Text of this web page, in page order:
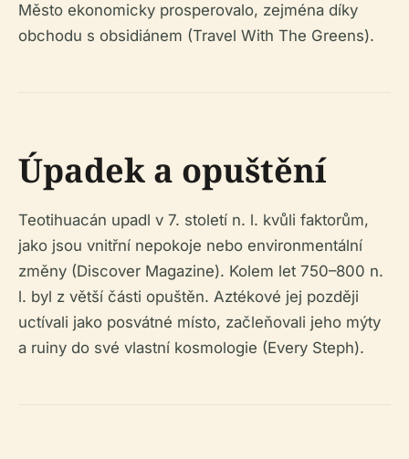
Město ekonomicky prosperovalo, zejména díky
obchodu s obsidiánem (Travel With The Greens).
Úpadek a opuštění
Teotihuacán upadl v 7. století n. l. kvůli faktorům,
jako jsou vnitřní nepokoje nebo environmentální
změny (Discover Magazine). Kolem let 750–800 n.
l. byl z větší části opuštěn. Aztékové jej později
uctívali jako posvátné místo, začleňovali jeho mýty
a ruiny do své vlastní kosmologie (Every Steph).